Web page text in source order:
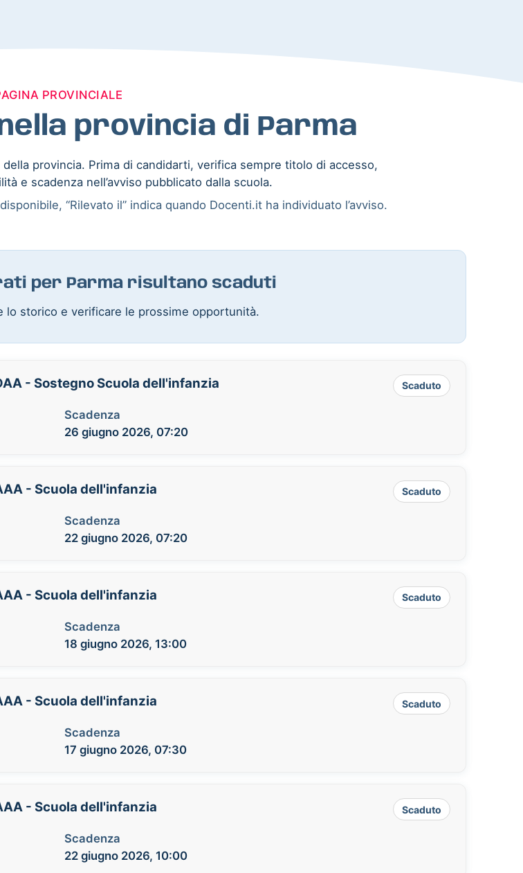
PROVINCIALE
provincia di Parma
provincia. Prima di candidarti, verifica sempre titolo di accesso,
e scadenza nell’avviso pubblicato dalla scuola.
“Rilevato il” indica quando Docenti.it ha individuato l’avviso.
per Parma risultano scaduti
lo storico e verificare le prossime opportunità.
- Sostegno Scuola dell'infanzia Scaduto
Scadenza
26 giugno 2026, 07:20
- Scuola dell'infanzia Scaduto
Scadenza
22 giugno 2026, 07:20
- Scuola dell'infanzia Scaduto
Scadenza
18 giugno 2026, 13:00
- Scuola dell'infanzia Scaduto
Scadenza
17 giugno 2026, 07:30
- Scuola dell'infanzia Scaduto
Scadenza
22 giugno 2026, 10:00